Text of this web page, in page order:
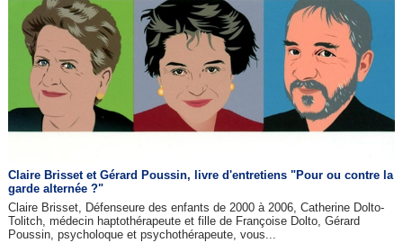
Claire Brisset et Gérard Poussin, livre d'entretiens "Pour ou contre la
garde alternée ?"
Claire Brisset, Défenseure des enfants de 2000 à 2006, Catherine Dolto-
Tolitch, médecin haptothérapeute et fille de Françoise Dolto, Gérard
Poussin, psycholoque et psychothérapeute, vous...